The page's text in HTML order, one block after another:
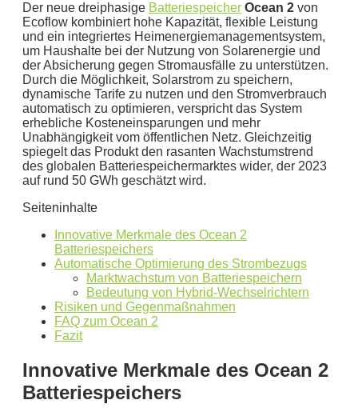
Geben Sie hier Ihren jährlichen Stromverbrauch an
kWh
Wir empfehlen: kWp Anlage sowie einenkWp
Speicher.
Aktuellen Strompreis anpassen
€/kWh
Hinweis:Dies ist eine Beispielrechnung
Dies ist eine beispielhafte Rechnung mit folgender
Annahme:
kWh Verbrauch
aktuellen Strompreis von0Euro
Photovoltaikanlage mit
ergibt ein Autarkiegrad von 0 %
Detailliertere Berechnungen liefert unser
Der neue dreiphasige Batteriespeicher Ocean 2 von
Ecoflow kombiniert hohe Kapazität, flexible Leistung
und ein integriertes Heimenergiemanagementsystem,
um Haushalte bei der Nutzung von Solarenergie und
der Absicherung gegen Stromausfälle zu unterstützen.
Durch die Möglichkeit, Solarstrom zu speichern,
dynamische Tarife zu nutzen und den Stromverbrauch
automatisch zu optimieren, verspricht das System
erhebliche Kosteneinsparungen und mehr
Unabhängigkeit vom öffentlichen Netz. Gleichzeitig
spiegelt das Produkt den rasanten Wachstumstrend
des globalen Batteriespeichermarktes wider, der 2023
auf rund 50 GWh geschätzt wird.
Seiteninhalte
Innovative Merkmale des Ocean 2
Batteriespeichers
Automatische Optimierung des Strombezugs
Marktwachstum von Batteriespeichern
Bedeutung von Hybrid-Wechselrichtern
Risiken und Gegenmaßnahmen
FAQ zum Ocean 2
Fazit
Innovative Merkmale des Ocean 2
Batteriespeichers